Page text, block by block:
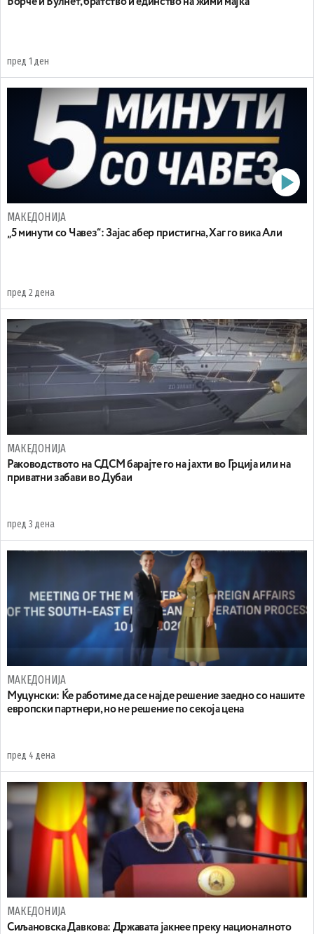
пред 1 ден
МАКЕДОНИЈА
„5 минути со Чавез“: Зајас абер пристигна, Хаг го вика Али
пред 2 дена
МАКЕДОНИЈА
Раководството на СДСМ барајте го на јахти во Грција или на
приватни забави во Дубаи
пред 3 дена
МАКЕДОНИЈА
Муцунски: Ќе работиме да се најде решение заедно со нашите
европски партнери, но не решение по секоја цена
пред 4 дена
МАКЕДОНИЈА
Сиљановска Давкова: Државата јакнее преку националното